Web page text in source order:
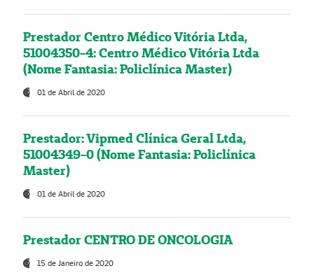
Prestador Centro Médico Vitória Ltda,
51004350-4: Centro Médico Vitória Ltda
(Nome Fantasia: Policlínica Master)
01 de Abril de 2020
Prestador: Vipmed Clínica Geral Ltda,
51004349-0 (Nome Fantasia: Policlínica
Master)
01 de Abril de 2020
Prestador CENTRO DE ONCOLOGIA
15 de Janeiro de 2020